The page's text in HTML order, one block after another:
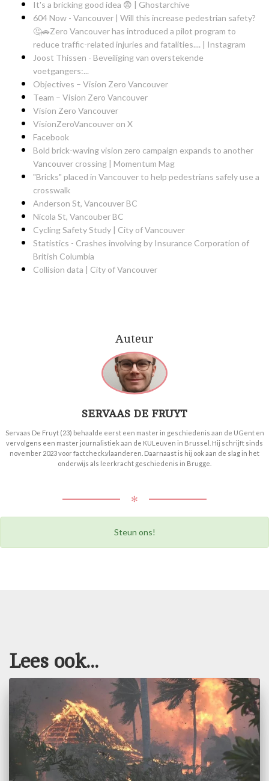
It's a bricking good idea 😨 | Ghostarchive
604 Now - Vancouver | Will this increase pedestrian safety?
🤔🚗Zero Vancouver has introduced a pilot program to
reduce traffic-related injuries and fatalities.... | Instagram
Joost Thissen - Beveiliging van overstekende
voetgangers:...
Objectives – Vision Zero Vancouver
Team – Vision Zero Vancouver
Vision Zero Vancouver
VisionZeroVancouver on X
Facebook
Bold brick-waving vision zero campaign expands to another
Vancouver crossing | Momentum Mag
"Bricks" placed in Vancouver to help pedestrians safely use a
crosswalk
Anderson St, Vancouver BC
Nicola St, Vancouber BC
Cycling Safety Study | City of Vancouver
Statistics - Crashes involving by Insurance Corporation of
British Columbia
Collision data | City of Vancouver
Auteur
SERVAAS DE FRUYT
Servaas De Fruyt (23) behaalde eerst een master in geschiedenis aan de UGent en
vervolgens een master journalistiek aan de KULeuven in Brussel. Hij schrijft sinds
november 2023 voor factcheck.vlaanderen. Daarnaast is hij ook aan de slag in het
onderwijs als leerkracht geschiedenis in Brugge.
✻
Steun ons!
Lees ook...